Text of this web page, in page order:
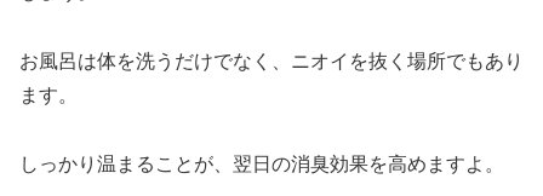
お風呂は体を洗うだけでなく、ニオイを抜く場所でもあり
ます。
しっかり温まることが、翌日の消臭効果を高めますよ。